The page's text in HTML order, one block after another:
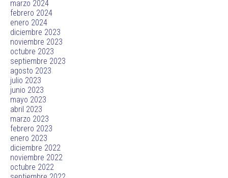
marzo 2024
febrero 2024
enero 2024
diciembre 2023
noviembre 2023
octubre 2023
septiembre 2023
agosto 2023
julio 2023
junio 2023
mayo 2023
abril 2023
marzo 2023
febrero 2023
enero 2023
diciembre 2022
noviembre 2022
octubre 2022